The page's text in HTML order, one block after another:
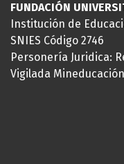
FUNDACIÓN
Institución de
SNIES Código 2746
Personería Juridica:
Vigilada Mineducación